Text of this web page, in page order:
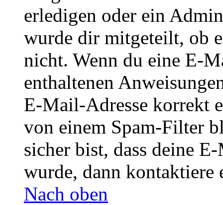
erledigen oder ein
wurde dir mitgeteilt, ob
nicht. Wenn du eine E-
enthaltenen
E-Mail-Adresse korrekt
von einem Spam-Filter
sicher bist, dass deine
wurde, dann kontaktiere
Nach oben